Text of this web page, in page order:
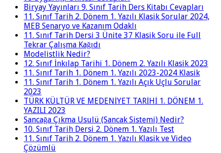
Biryay Yayınları 9. Sınıf Tarih Ders Kitabı Cevapları
11. Sınıf Tarih 2. Dönem 1. Yazılı Klasik Sorular 2024,
MEB Senaryo ve Kazanım Odaklı
11. Sınıf Tarih Dersi 3 Ünite 37 Klasik Soru ile Full
Tekrar Çalışma Kağıdı
Modelistlik Nedir?
12. Sınıf İnkılap Tarihi 1. Dönem 2. Yazılı Klasik 2023
11. Sınıf Tarih 1. Dönem 1. Yazılı 2023-2024 Klasik
11. Sınıf Tarih 1. Dönem 1. Yazılı Açık Uçlu Sorular
2023
TÜRK KÜLTÜR VE MEDENİYET TARİHİ 1. DÖNEM 1.
YAZILI 2023
Sancağa Çıkma Usulü (Sancak Sistemi) Nedir?
10. Sınıf Tarih Dersi 2. Dönem 1. Yazılı Test
11. Sınıf Tarih 2. Dönem 1. Yazılı Klasik ve Video
Çözümlü